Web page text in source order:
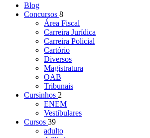
Blog
Concursos 8
Área Fiscal
Carreira Jurídica
Carreira Policial
Cartório
Diversos
Magistratura
OAB
Tribunais
Cursinhos 2
ENEM
Vestibulares
Cursos 39
adulto